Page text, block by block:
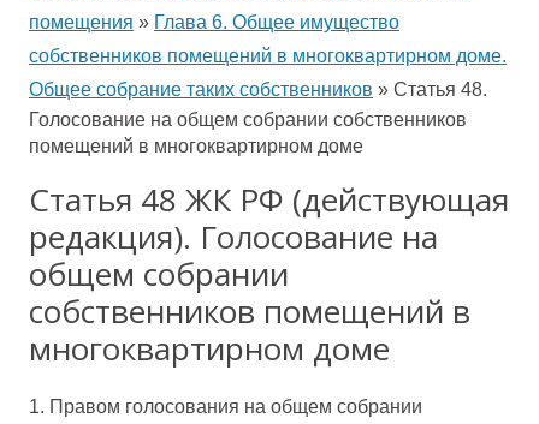
помещения » Глава 6. Общее имущество
собственников помещений в многоквартирном доме.
Общее собрание таких собственников » Статья 48.
Голосование на общем собрании собственников
помещений в многоквартирном доме
Статья 48 ЖК РФ (действующая
редакция). Голосование на
общем собрании
собственников помещений в
многоквартирном доме
1. Правом голосования на общем собрании